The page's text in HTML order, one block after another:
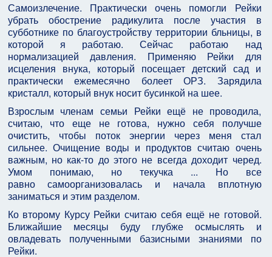
Самоизлечение. Практически очень помогли Рейки
убрать обострение радикулита после участия в
субботнике по благоустройству территории бльницы, в
которой я работаю. Сейчас работаю над
нормализацией давления. Применяю Рейки для
исцеления внука, который посещает детский сад и
практически ежемесячно болеет ОРЗ. Зарядила
кристалл, который внук носит бусинкой на шее.
Взрослым членам семьи Рейки ещё не проводила,
считаю, что еще не готова, нужно себя получше
очистить, чтобы поток энергии через меня стал
сильнее. Очищение воды и продуктов считаю очень
важным, но как-то до этого не всегда доходит черед.
Умом понимаю, но текучка ... Но все
равно самоорганизовалась и начала вплотную
заниматься и этим разделом.
Ко второму Курсу Рейки считаю себя ещё не готовой.
Ближайшие месяцы буду глубже осмыслять и
овладевать полученными базисными знаниями по
Рейки.